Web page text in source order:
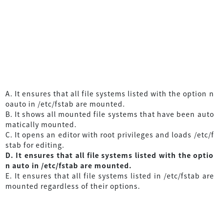
A. It ensures that all file systems listed with the option n
oauto in /etc/fstab are mounted.
B. It shows all mounted file systems that have been auto
matically mounted.
C. It opens an editor with root privileges and loads /etc/f
stab for editing.
D. It ensures that all file systems listed with the optio
n auto in /etc/fstab are mounted.
E. It ensures that all file systems listed in /etc/fstab are
mounted regardless of their options.